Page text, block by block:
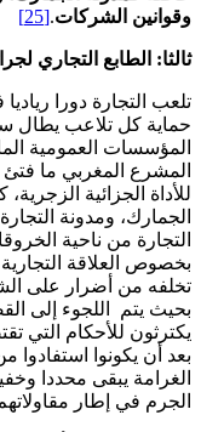
وقوانين الشركات.
[25]
ثالثا: الطابع التجاري
تلعب التجارة دورا
حماية كل تلاعب يطال
المؤسسات العمومية
المشرع المغربي ما فتئ
للأداة الجزائية
الجمارك، ومدونة
التجارة من ناحية
بخصوص العلاقة
تخلفه من أضرار على
بحيث يتم اللجوء إلى
يكترثون للأحكام التي
بعد أن يكونوا
الغرامة يبقى محددا
الجرم في إطار